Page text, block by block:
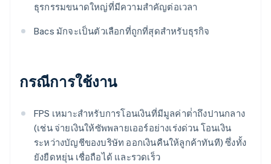
ธุรกรรมขนาดใหญ่ที่มีความสำคัญต่อเวลา
Bacs มักจะเป็นตัวเลือกที่ถูกที่สุดสําหรับธุรกิจ
กรณีการใช้งาน
FPS เหมาะสําหรับการโอนเงินที่มีมูลค่าต่ําถึงปานกลาง
(เช่น จ่ายเงินให้ซัพพลายเออร์อย่างเร่งด่วน โอนเงิน
ระหว่างบัญชีของบริษัท ออกเงินคืนให้ลูกค้าทันที) ซึ่งทั้ง
ยังยืดหยุ่น เชื่อถือได้ และรวดเร็ว